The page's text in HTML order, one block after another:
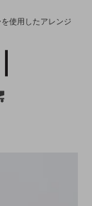
使用したアレンジ